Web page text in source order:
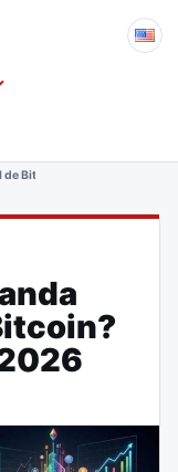
Bitcoin? El capital rota en